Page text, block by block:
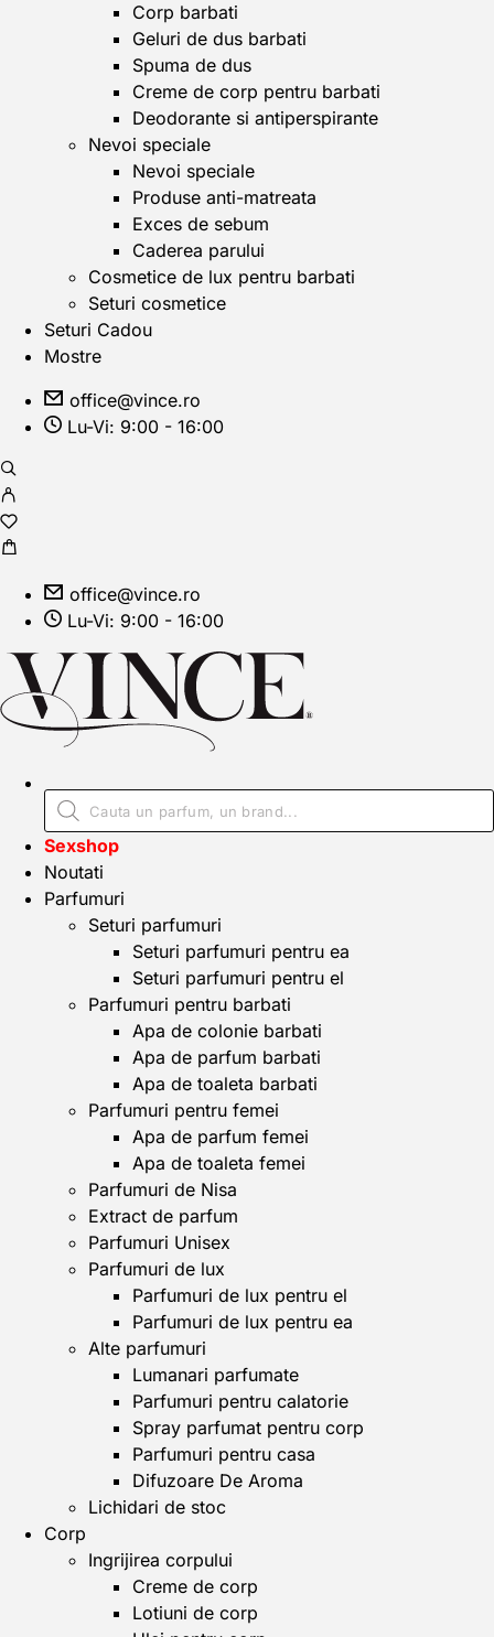
Corp barbati
Geluri de dus barbati
Spuma de dus
Creme de corp pentru barbati
Deodorante si antiperspirante
Nevoi speciale
Nevoi speciale
Produse anti-matreata
Exces de sebum
Caderea parului
Cosmetice de lux pentru barbati
Seturi cosmetice
Seturi Cadou
Mostre
office@vince.ro
Lu-Vi: 9:00 - 16:00
office@vince.ro
Lu-Vi: 9:00 - 16:00
Sexshop
Noutati
Parfumuri
Seturi parfumuri
Seturi parfumuri pentru ea
Seturi parfumuri pentru el
Parfumuri pentru barbati
Apa de colonie barbati
Apa de parfum barbati
Apa de toaleta barbati
Parfumuri pentru femei
Apa de parfum femei
Apa de toaleta femei
Parfumuri de Nisa
Extract de parfum
Parfumuri Unisex
Parfumuri de lux
Parfumuri de lux pentru el
Parfumuri de lux pentru ea
Alte parfumuri
Lumanari parfumate
Parfumuri pentru calatorie
Spray parfumat pentru corp
Parfumuri pentru casa
Difuzoare De Aroma
Lichidari de stoc
Corp
Ingrijirea corpului
Creme de corp
Lotiuni de corp